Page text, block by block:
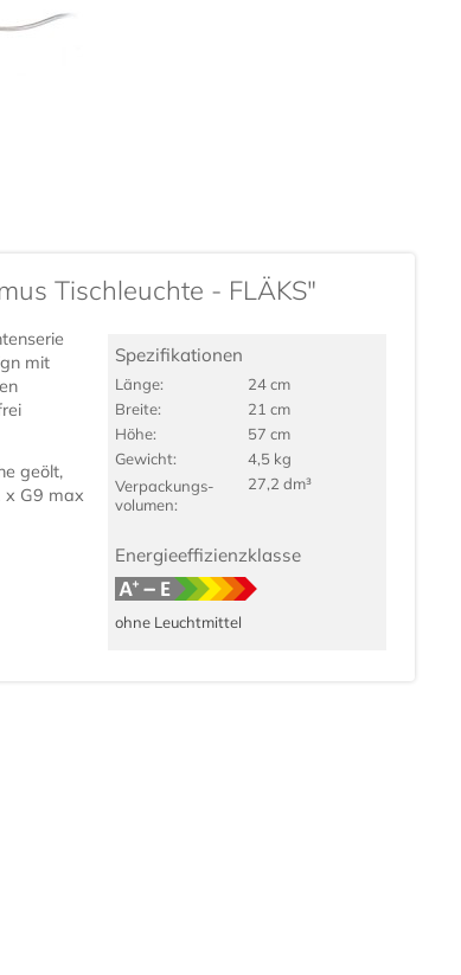
Tischleuchte - FLÄKS"
Spezifikationen
Länge:
24 cm
Breite:
21 cm
Höhe:
57 cm
Gewicht:
4,5 kg
Verpackungs­
volumen:
27,2 dm³
Energieeffizienzklasse
ohne Leuchtmittel
mit
geölt,
x G9 max